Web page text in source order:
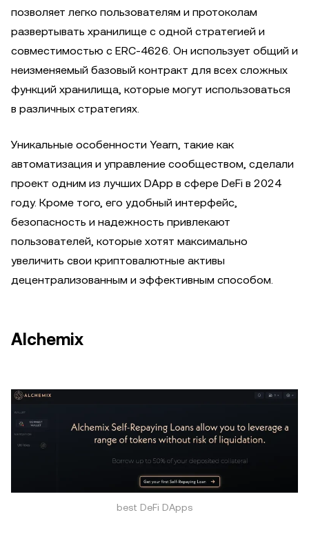
позволяет легко пользователям и протоколам
развертывать хранилище с одной стратегией и
совместимостью с ERC-4626. Он использует общий и
неизменяемый базовый контракт для всех сложных
функций хранилища, которые могут использоваться
в различных стратегиях.
Уникальные особенности Yearn, такие как
автоматизация и управление сообществом, сделали
проект одним из лучших DApp в сфере DeFi в 2024
году. Кроме того, его удобный интерфейс,
безопасность и надежность привлекают
пользователей, которые хотят максимально
увеличить свои криптовалютные активы
децентрализованным и эффективным способом.
Alchemix
best DeFi DApps